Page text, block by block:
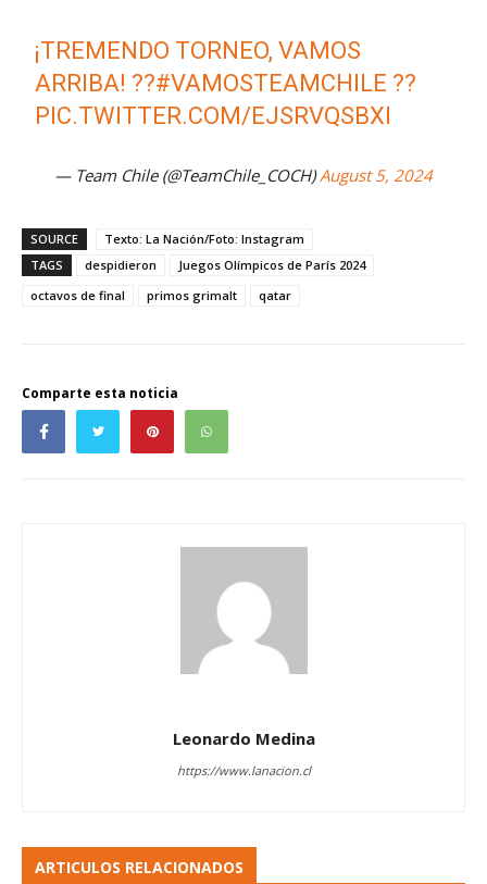
¡TREMENDO TORNEO, VAMOS
ARRIBA! ??#VAMOSTEAMCHILE ??
PIC.TWITTER.COM/EJSRVQSBXI
— Team Chile (@TeamChile_COCH)August 5, 2024
SOURCE
Texto: La Nación/Foto: Instagram
TAGS
despidieron
Juegos Olímpicos de París 2024
octavos de final
primos grimalt qatar
Comparte esta noticia
Leonardo Medina
https://www.lanacion.cl
ARTICULOS RELACIONADOS